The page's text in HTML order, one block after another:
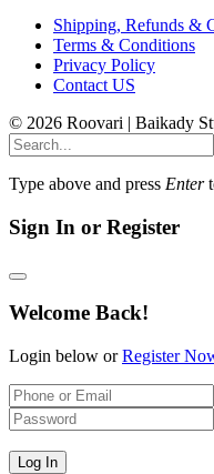
Shipping, Refunds &
Terms & Conditions
Privacy Policy
Contact US
© 2026 Roovari | Baikady
Type above and press Enter
Sign In or Register
Welcome Back!
Login below orRegister
Log In